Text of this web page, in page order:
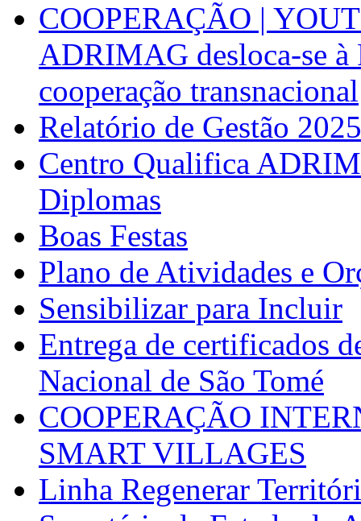
COOPERAÇÃO |
ADRIMAG desloca-se
cooperação transnacional
Relatório de Gestão 2025
Centro Qualifica
Diplomas
Boas Festas
Plano de Atividades e
Sensibilizar para Incluir
Entrega de certificados
Nacional de São Tomé
COOPERAÇÃO
SMART VILLAGES
Linha Regenerar